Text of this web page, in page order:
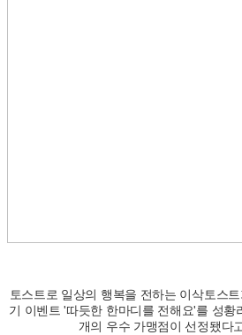
토스트로 일상의 행복을 전하는 이삭토스
기 이벤트 '따듯한 한마디를 전해요'를 성황
개의 우수 가맹점이 선정됐다